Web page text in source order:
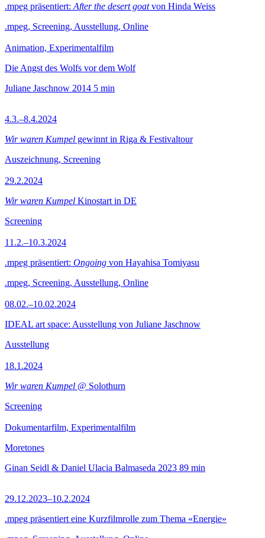
.mpeg präsentiert: After the desert goatvon Hinda Weiss
.mpeg, Screening, Ausstellung, Online
Animation, Experimentalfilm
Die Angst des Wolfs vor dem Wolf
Juliane Jaschnow 2014 5 min
4.3.–8.4.2024
Wir waren Kumpel gewinnt in Riga & Festivaltour
Auszeichnung, Screening
29.2.2024
Wir waren Kumpel Kinostart in DE
Screening
11.2.–10.3.2024
.mpeg präsentiert: Ongoing von Hayahisa Tomiyasu
.mpeg, Screening, Ausstellung, Online
08.02.–10.02.2024
IDEAL art space: Ausstellung von Juliane Jaschnow
Ausstellung
18.1.2024
Wir waren Kumpel @ Solothurn
Screening
Dokumentarfilm, Experimentalfilm
Moretones
Ginan Seidl & Daniel Ulacia Balmaseda 2023 89 min
29.12.2023–10.2.2024
.mpeg präsentiert eine Kurzfilmrolle zum Thema «Energie»